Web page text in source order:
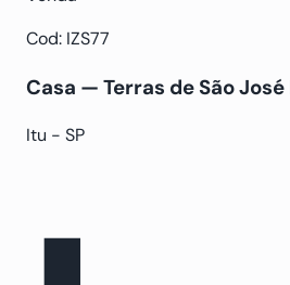
Cod: IZS77
Casa — Terras de São José
Itu - SP